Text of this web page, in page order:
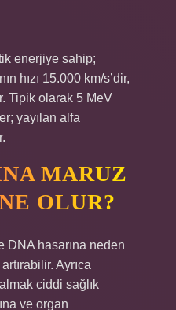
enerjiye sahip;
hızı 15.000 km/s’dir,
Tipik olarak 5 MeV
yayılan alfa
MARUZ
OLUR?
DNA hasarına neden
Ayrıca
ciddi sağlık
ve organ